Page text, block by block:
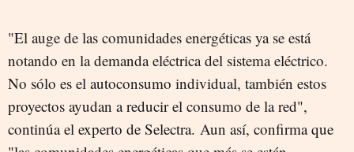
"El auge de las comunidades energéticas ya se está
notando en la demanda eléctrica del sistema eléctrico.
No sólo es el autoconsumo individual, también estos
proyectos ayudan a reducir el consumo de la red",
continúa el experto de Selectra. Aun así, confirma que